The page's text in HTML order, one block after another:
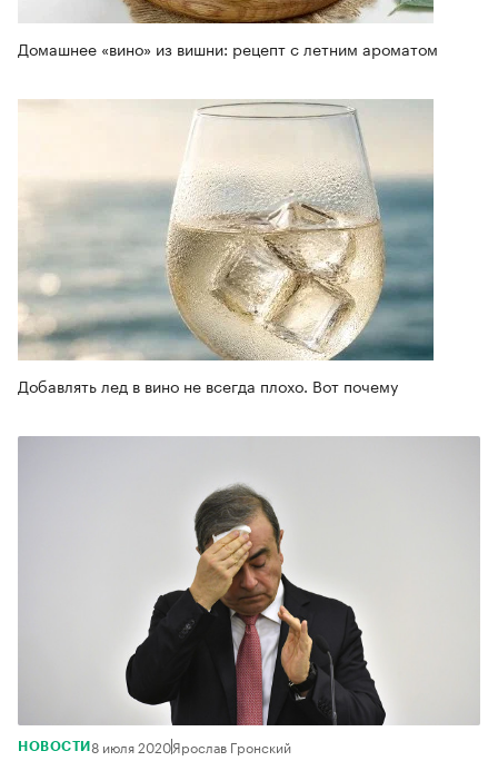
Домашнее «вино» из вишни: рецепт с летним ароматом
Добавлять лед в вино не всегда плохо. Вот почему
НОВОСТИ 8 июля 2020Ярослав Гронский